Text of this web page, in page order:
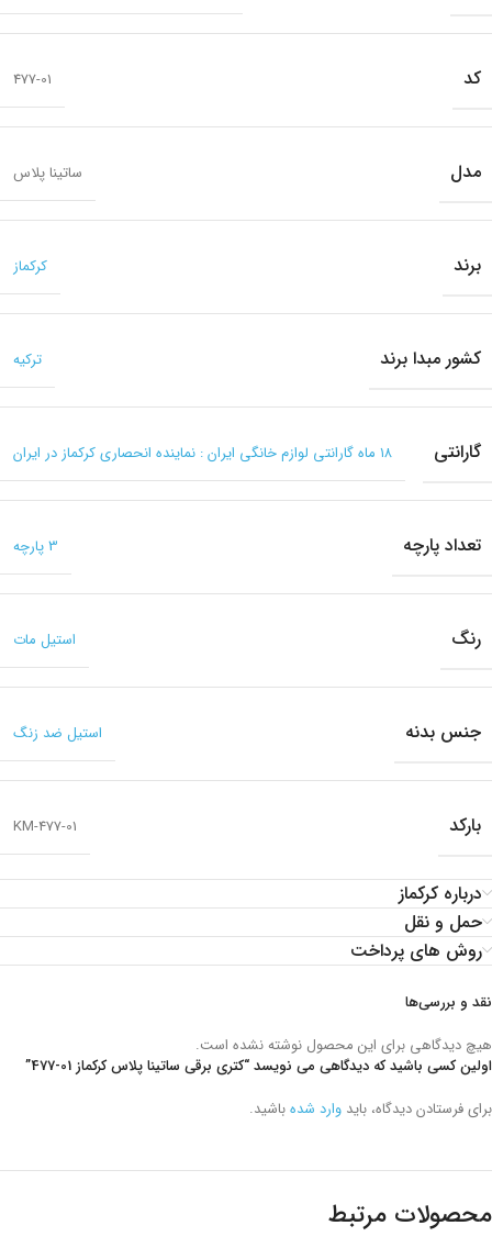
کد 477-01
مدل ساتینا پلاس
برند کرکماز
کشور مبدا برند ترکیه
گارانتی ۱۸ ماه گارانتی لوازم خانگی ایران : نماینده انحصاری کرکماز در ایران
تعداد پارچه 3 پارچه
رنگ استیل مات
جنس بدنه استیل ضد زنگ
بارکد KM-477-01
درباره کرکماز
حمل و نقل
روش های پرداخت
نقد و بررسی‌ها
هیچ دیدگاهی برای این محصول نوشته نشده است.
اولین کسی باشید که دیدگاهی می نویسد “کتری برقی ساتینا پلاس کرکماز 477-01
”
برای فرستادن دیدگاه، باید وارد شدهباشید.
محصولات مرتبط